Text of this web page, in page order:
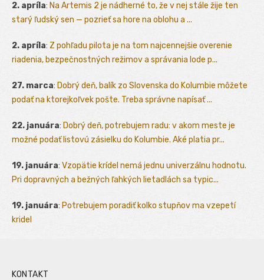
2. apríla: Na Artemis 2 je nádherné to, že v nej stále žije ten
starý ľudský sen — pozrieť sa hore na oblohu a ...
2. apríla: Z pohľadu pilota je na tom najcennejšie overenie
riadenia, bezpečnostných režimov a správania lode p...
27. marca: Dobrý deň, balík zo Slovenska do Kolumbie môžete
podať na ktorejkoľvek pošte. Treba správne napísať ...
22. januára: Dobrý deň, potrebujem radu: v akom meste je
možné podať listovú zásielku do Kolumbie. Aké platia pr...
19. januára: Vzopätie krídel nemá jednu univerzálnu hodnotu.
Pri dopravných a bežných ľahkých lietadlách sa typic...
19. januára: Potrebujem poradiť kolko stupňov ma vzepetí
kridel
KONTAKT